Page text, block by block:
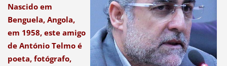
Nascido em
Benguela, Angola,
em 1958, este amigo
de António Telmo é
poeta, fotógrafo,